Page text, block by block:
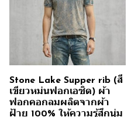
Stone Lake Supper rib (สี
เขียวหม่นฟอกเอซิด) ผ้า
ฟอกคอกลมผลิตจากผ้า
ฝ้าย 100% ให้ความรู้สึกนุ่ม